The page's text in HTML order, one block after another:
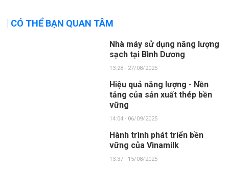
CÓ THỂ BẠN QUAN TÂM
Nhà máy sử dụng năng lượng
sạch tại Bình Dương
13:28 - 27/08/2025
Hiệu quả năng lượng - Nền
tảng của sản xuất thép bền
vững
14:04 - 06/09/2025
Hành trình phát triển bền
vững của Vinamilk
13:37 - 15/08/2025